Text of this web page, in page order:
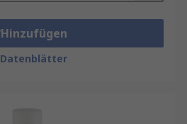
Hinzufügen
Datenblätter